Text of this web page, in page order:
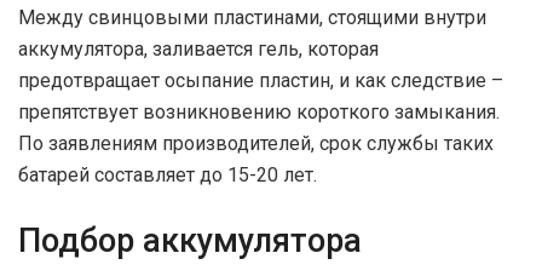
Между свинцовыми пластинами, стоящими внутри
аккумулятора, заливается гель, которая
предотвращает осыпание пластин, и как следствие –
препятствует возникновению короткого замыкания.
По заявлениям производителей, срок службы таких
батарей составляет до 15-20 лет.
Подбор аккумулятора